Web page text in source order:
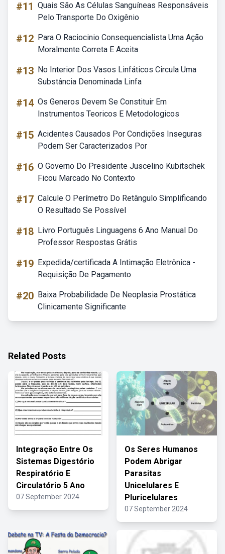
#11 Quais São As Células Sanguíneas Responsáveis
Pelo Transporte Do Oxigênio
#12 Para O Raciocinio Consequencialista Uma Ação
Moralmente Correta E Aceita
#13 No Interior Dos Vasos Linfáticos Circula Uma
Substância Denominada Linfa
#14 Os Generos Devem Se Constituir Em
Instrumentos Teoricos E Metodologicos
#15 Acidentes Causados Por Condições Inseguras
Podem Ser Caracterizados Por
#16 O Governo Do Presidente Juscelino Kubitschek
Ficou Marcado No Contexto
#17 Calcule O Perímetro Do Retângulo Simplificando
O Resultado Se Possível
#18 Livro Português Linguagens 6 Ano Manual Do
Professor Respostas Grátis
#19 Expedida/certificada A Intimação Eletrônica -
Requisição De Pagamento
#20 Baixa Probabilidade De Neoplasia Prostática
Clinicamente Significante
Related Posts
Integração Entre Os
Sistemas Digestório
Respiratório E
Circulatório 5 Ano
07 September 2024
Os Seres Humanos
Podem Abrigar
Parasitas
Unicelulares E
Pluricelulares
07 September 2024